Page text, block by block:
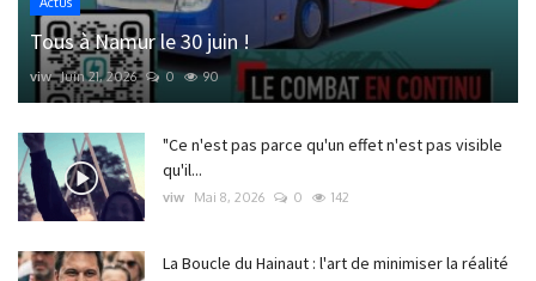
Tous à Namur le 30 juin !
viw Juin 21, 2026 0 90
"Ce n'est pas parce qu'un effet n'est pas visible
qu'il...
viw Mai 8, 2026 0 142
La Boucle du Hainaut : l'art de minimiser la réalité